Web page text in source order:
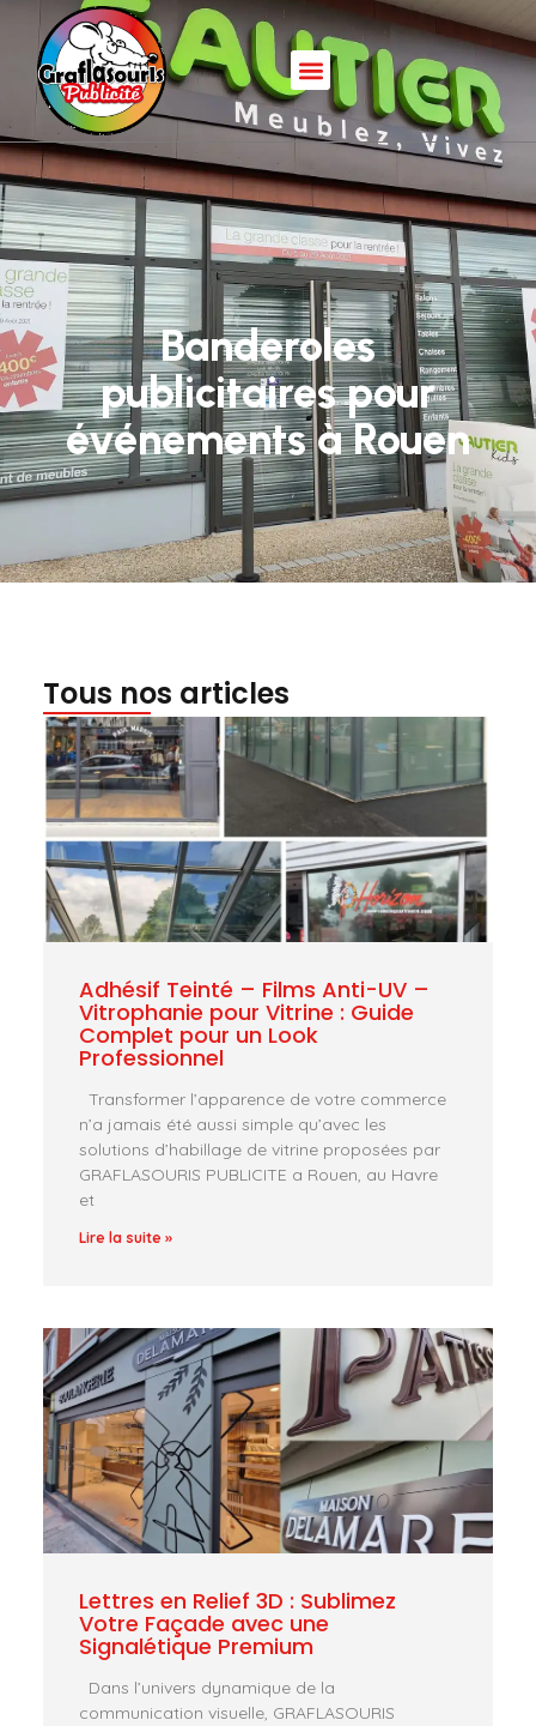
Banderoles
publicitaires pour
événements à Rouen
Tous nos articles
Adhésif Teinté – Films Anti-UV –
Vitrophanie pour Vitrine : Guide
Complet pour un Look
Professionnel
Transformer l’apparence de votre commerce
n’a jamais été aussi simple qu’avec les
solutions d’habillage de vitrine proposées par
GRAFLASOURIS PUBLICITE a Rouen, au Havre
et
Lire la suite »
Lettres en Relief 3D : Sublimez
Votre Façade avec une
Signalétique Premium
Dans l’univers dynamique de la
communication visuelle, GRAFLASOURIS